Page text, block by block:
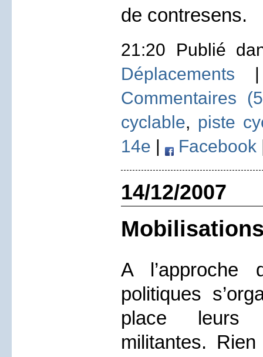
de contresens.
21:20 Publié
Déplacements
Commentaires
cyclable, piste
14e | Facebook
14/12/2007
A l’approche
politiques
place leurs
militantes.